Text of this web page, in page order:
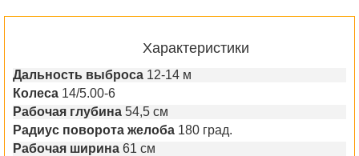
Характеристики
Дальность выброса 12-14 м
Колеса 14/5.00-6
Рабочая глубина 54,5 см
Радиус поворота желоба 180 град.
Рабочая ширина 61 см